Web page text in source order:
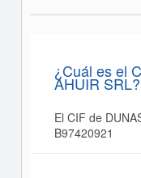
¿Cuál es el
AHUIR SRL?
El CIF de
B97420921